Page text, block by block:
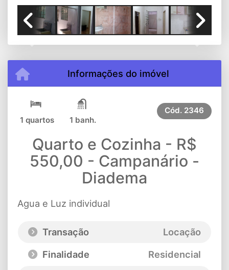
Informações do imóvel
1 quartos 1 banh.
Cód. 2346
Quarto e Cozinha - R$
550,00 - Campanário -
Diadema
Agua e Luz individual
Transação
Locação
Finalidade
Residencial